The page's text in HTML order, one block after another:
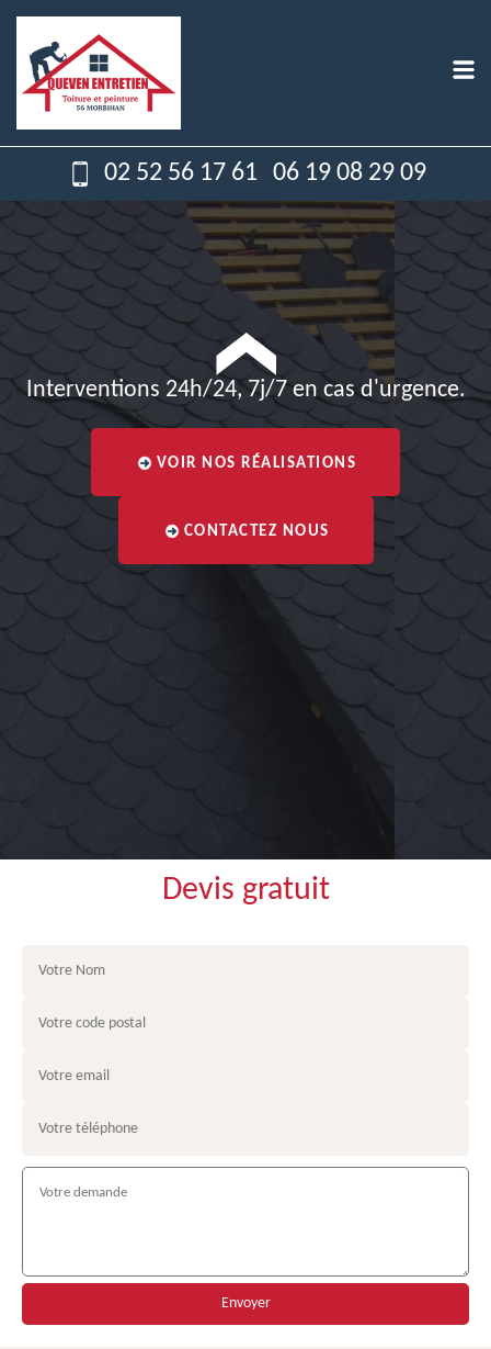
02 52 56 17 61 06 19 08 29 09
Interventions 24h/24, 7j/7 en cas d'urgence.
VOIR NOS RÉALISATIONS
CONTACTEZ NOUS
Devis gratuit